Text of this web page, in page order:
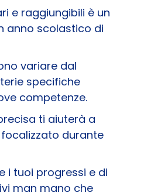
e raggiungibili è un
anno scolastico di
variare dal
specifiche
competenze.
ti aiuterà a
durante
i tuoi progressi e di
man mano che